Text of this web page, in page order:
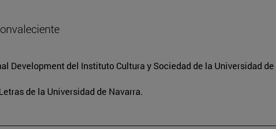
Development del Instituto Cultura y Sociedad de la Universidad de
de la Universidad de Navarra.